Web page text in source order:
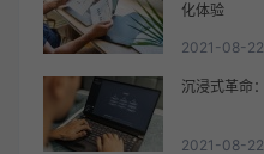
化体验
2021-08-22
沉浸式革命
2021-08-22